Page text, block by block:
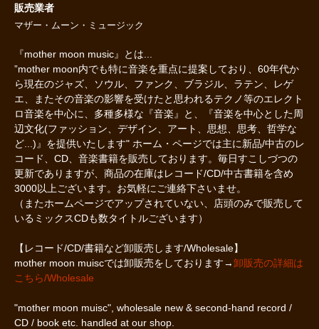
販売業者
マザー・ムーン・ミュージック
『mother moon music』とは...
”mother moon内でも特に音楽を重点に提案しており、60年代か
ら現在のジャズ、ソウル、ファンク、ブラジル、ラテン、レゲ
エ、またその音楽の影響を受けたと思われるテクノ等のエレクト
ロ音楽を中心に、多種多様な『音楽』と、『音楽を中心とした周
辺文化(ファッション、デザイン、アート、思想、思考、哲学な
ど...)』を提供いたします" ホーム・ページでは主に新品/中古のレ
コード、CD、音楽書籍を販売しております。毎日すこしづつの
更新でありますが、商品の在庫はレコード/CD/中古書籍を含め
3000以上ございます。お気軽にご連絡下さいませ。
（またホームページでアップされていない、店頭のみで販売して
いるミックスCDも数タイトルございます）
【レコード/CD/書籍など卸販売します/Wholesale】
mother moon muiscでは卸販売をしております→卸販売の詳細は
こちら/Wholesale
"mother moon muisc", wholesale new & second-hand record /
CD / book etc. handled at our shop.